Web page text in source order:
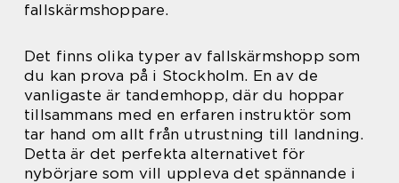
fallskärmshoppare.
Det finns olika typer av fallskärmshopp som
du kan prova på i Stockholm. En av de
vanligaste är tandemhopp, där du hoppar
tillsammans med en erfaren instruktör som
tar hand om allt från utrustning till landning.
Detta är det perfekta alternativet för
nybörjare som vill uppleva det spännande i